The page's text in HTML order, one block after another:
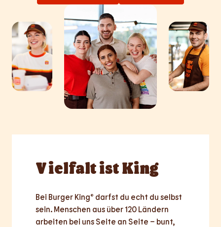
Vielfaltist King
Bei Burger King® darfst du echt du selbst
sein. Menschen aus über 120 Ländern
arbeiten bei uns Seite an Seite – bunt,